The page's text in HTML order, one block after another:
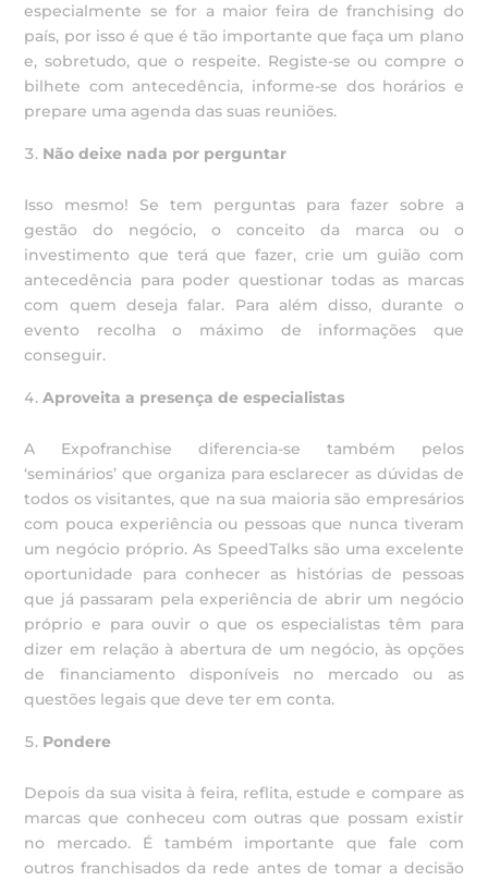
especialmente se for a maior feira de franchising do
país, por isso é que é tão importante que faça um plano
e, sobretudo, que o respeite. Registe-se ou compre o
bilhete com antecedência, informe-se dos horários e
prepare uma agenda das suas reuniões.
Não deixe nada por perguntar
Isso mesmo! Se tem perguntas para fazer sobre a
gestão do negócio, o conceito da marca ou o
investimento que terá que fazer, crie um guião com
antecedência para poder questionar todas as marcas
com quem deseja falar. Para além disso, durante o
evento recolha o máximo de informações que
conseguir.
Aproveita a presença de especialistas
A Expofranchise diferencia-se também pelos
‘seminários’ que organiza para esclarecer as dúvidas de
todos os visitantes, que na sua maioria são empresários
com pouca experiência ou pessoas que nunca tiveram
um negócio próprio. As SpeedTalks são uma excelente
oportunidade para conhecer as histórias de pessoas
que já passaram pela experiência de abrir um negócio
próprio e para ouvir o que os especialistas têm para
dizer em relação à abertura de um negócio, às opções
de financiamento disponíveis no mercado ou as
questões legais que deve ter em conta.
Pondere
Depois da sua visita à feira, reflita, estude e compare as
marcas que conheceu com outras que possam existir
no mercado. É também importante que fale com
outros franchisados da rede antes de tomar a decisão